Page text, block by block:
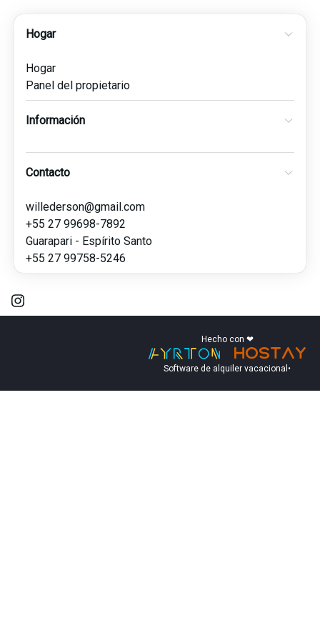
Hogar
Hogar
Panel del propietario
Información
Contacto
willederson@gmail.com
+55 27 99698-7892
Guarapari - Espírito Santo
+55 27 99758-5246
Hecho con ❤
Software de alquiler vacacional •